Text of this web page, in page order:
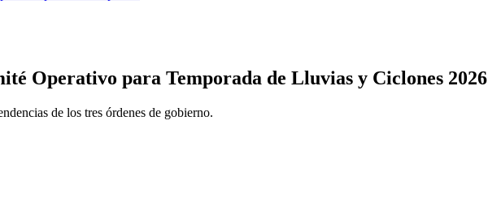
Operativo para Temporada de Lluvias y Ciclones 2026
de los tres órdenes de gobierno.